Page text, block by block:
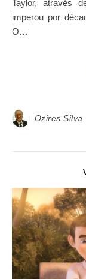
Taylor, através
imperou por
O…
Ozires Silva